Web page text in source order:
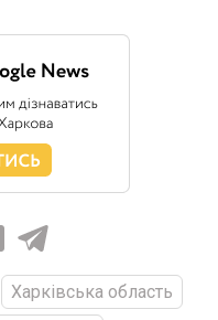
Харківська область